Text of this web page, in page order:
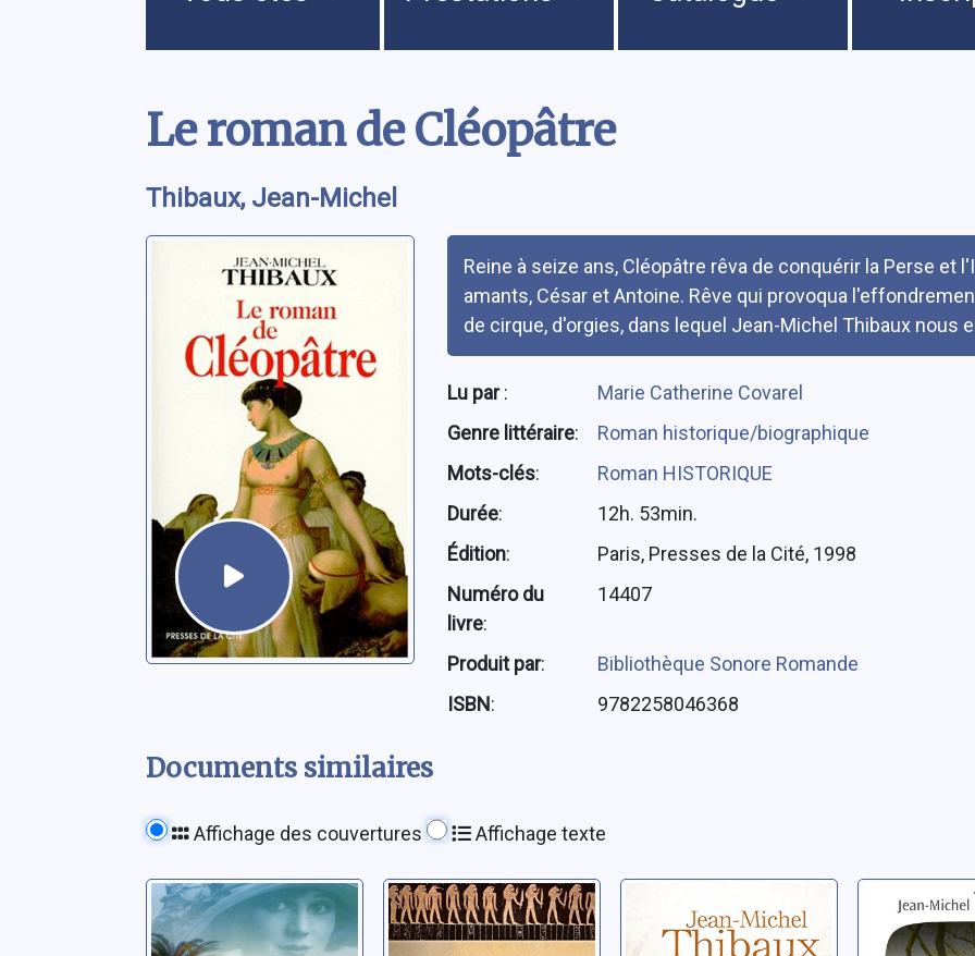
Le roman de Cléopâtre
Thibaux, Jean-Michel
Reine à seize ans, Cléopâtre rêva de conquérir la Perse et
amants, César et Antoine. Rêve qui provoqua
de cirque, d'orgies, dans lequel Jean-Michel Thibaux nous
Lu par:
Marie Catherine Covarel
Genre littéraire:
Roman historique/biographique
Mots-clés:
Roman HISTORIQUE
Durée:
12h. 53min.
Édition:
Paris, Presses de la Cité, 1998
Numéro du
livre:
14407
Produit par:
Bibliothèque Sonore Romande
ISBN: 9782258046368
Documents similaires
Affichage des couvertures Affichage texte
La pyramide
perdue
Le maître des
pyramides
voleurs
L'olivier
diable